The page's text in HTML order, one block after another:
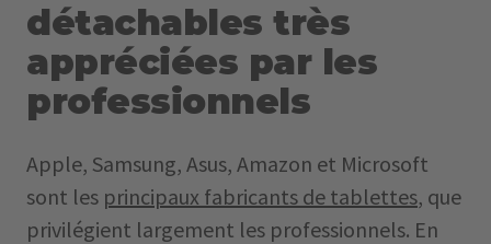
détachables très
appréciées par les
professionnels
Apple, Samsung, Asus, Amazon et Microsoft
sont les principaux fabricants de tablettes, que
privilégient largement les professionnels. En